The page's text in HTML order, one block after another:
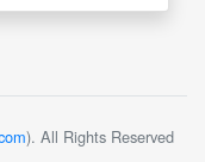
). All Rights Reserved